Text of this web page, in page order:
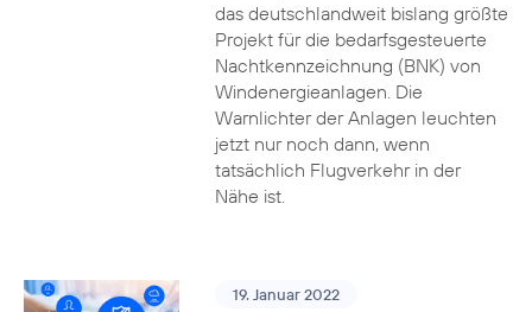
das deutschlandweit bislang größte
Projekt für die bedarfsgesteuerte
Nachtkennzeichnung (BNK) von
Windenergieanlagen. Die
Warnlichter der Anlagen leuchten
jetzt nur noch dann, wenn
tatsächlich Flugverkehr in der
Nähe ist.
19. Januar 2022